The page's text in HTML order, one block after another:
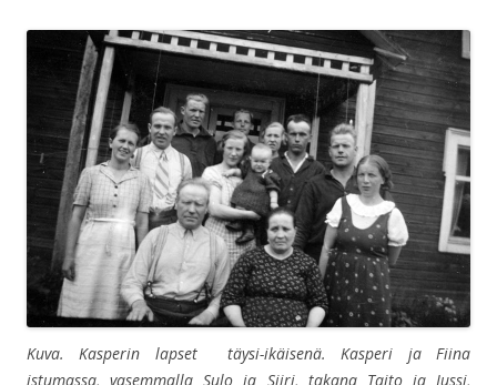
Kuva. Kasperin lapset täysi-ikäisenä. Kasperi ja Fiina
istumassa, vasemmalla Sulo ja Siiri, takana Taito ja Jussi,